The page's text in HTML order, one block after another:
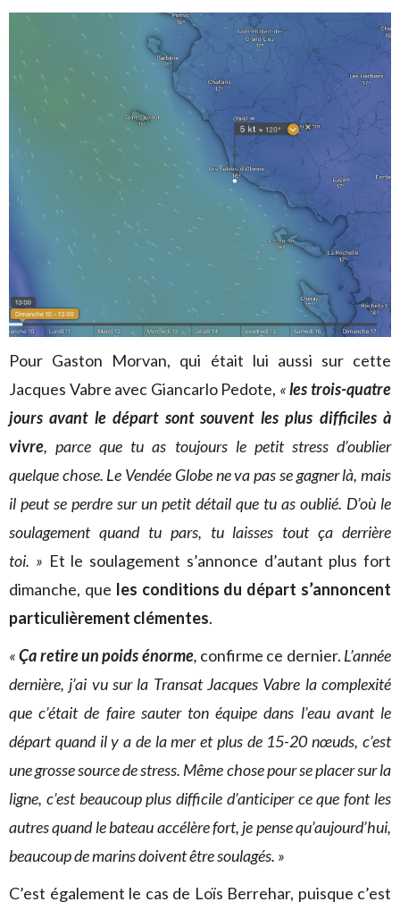
Pour Gaston Morvan, qui était lui aussi sur cette
Jacques Vabre avec Giancarlo Pedote, «les trois-quatre
jours avant le départ sont souvent les plus difficiles à
vivre, parce que tu as toujours le petit stress d’oublier
quelque chose. Le Vendée Globe ne va pas se gagner là, mais
il peut se perdre sur un petit détail que tu as oublié. D’où le
soulagement quand tu pars, tu laisses tout ça derrière
toi. » Et le soulagement s’annonce d’autant plus fort
dimanche, que les conditions du départ s’annoncent
particulièrement clémentes.
«Ça retire un poids énorme, confirme ce dernier. L’année
dernière, j’ai vu sur la Transat Jacques Vabre la complexité
que c’était de faire sauter ton équipe dans l’eau avant le
départ quand il y a de la mer et plus de 15-20 nœuds, c’est
une grosse source de stress. Même chose pour se placer sur la
ligne, c’est beaucoup plus difficile d’anticiper ce que font les
autres quand le bateau accélère fort, je pense qu’aujourd’hui,
beaucoup de marins doivent être soulagés. »
C’est également le cas de Loïs Berrehar, puisque c’est